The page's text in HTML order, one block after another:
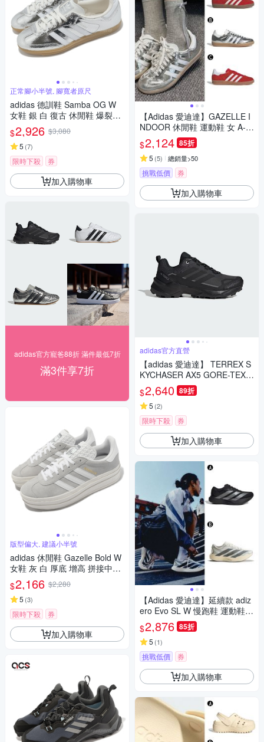
正常腳小半號, 腳寬者原尺
adidas 德訓鞋 Samba OG W
女鞋 銀 白 復古 休閒鞋 爆裂紋
愛迪達 JR0035
$2,926 $3,080
5 (7)
限時下殺 券
加入購物車
adidas官方寵爸88折 滿件最低7折
滿3件享7折
版型偏大, 建議小半號
adidas 休閒鞋 Gazelle Bold W
女鞋 灰 白 厚底 增高 拼接中底
三葉草 愛迪達 HQ6893
$2,166 $2,280
5 (3)
限時下殺 券
加入購物車
【Adidas 愛迪達】GAZELLE I
NDOOR 休閒鞋 運動鞋 女 A-IF
1808 B-JR0035 C-JI2063
$2,124 85折
5 (5) 總銷量>50
挑戰低價 券
加入購物車
adidas官方直營
【adidas 愛迪達】 TERREX S
KYCHASER AX5 GORE-TEX
登山鞋 防潑水 女鞋 JQ2222
$2,640 89折
5 (2)
限時下殺 券
加入購物車
【Adidas 愛迪達】延續款 adiz
ero Evo SL W 慢跑鞋 運動鞋
女 A-JP7147 B-KJ0440
$2,876 85折
5 (1)
挑戰低價 券
加入購物車